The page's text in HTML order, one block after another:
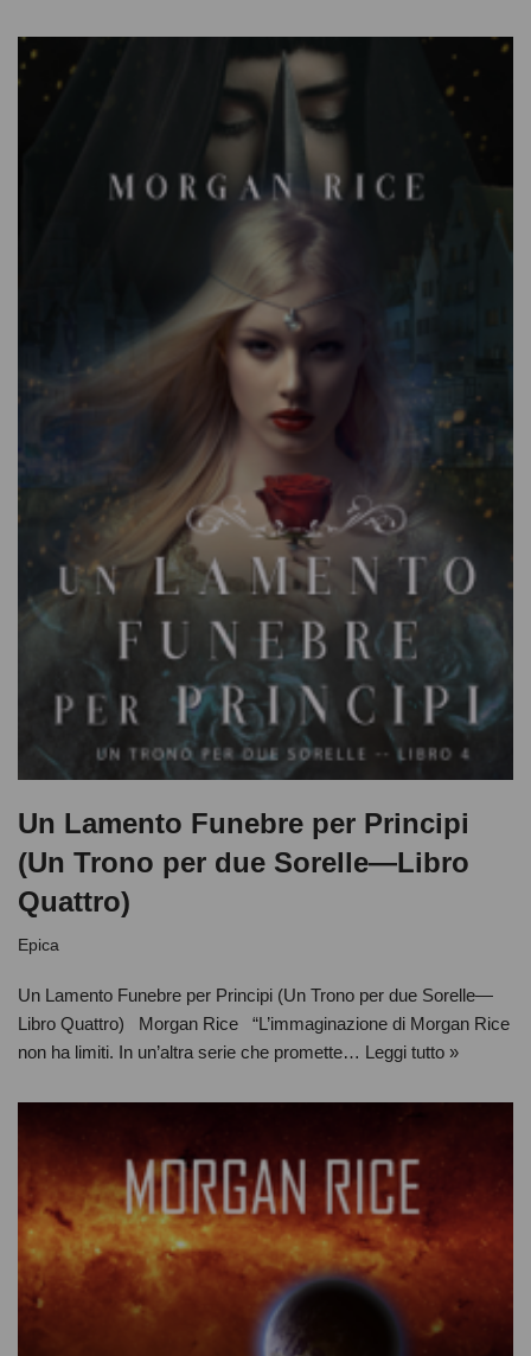
Un Lamento Funebre per Principi
(Un Trono per due Sorelle—Libro
Quattro)
Epica
Un Lamento Funebre per Principi (Un Trono per due Sorelle—
Libro Quattro) Morgan Rice “L’immaginazione di Morgan Rice
non ha limiti. In un’altra serie che promette… Leggi tutto »